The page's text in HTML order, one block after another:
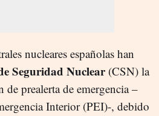
nucleares españolas han
Seguridad Nuclear(CSN) la
de prealerta de emergencia –
Interior (PEI)-, debido